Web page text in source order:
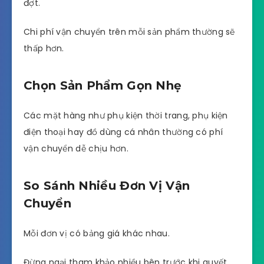
đợt.
Chi phí vận chuyển trên mỗi sản phẩm thường sẽ
thấp hơn.
Chọn Sản Phẩm Gọn Nhẹ
Các mặt hàng như phụ kiện thời trang, phụ kiện
điện thoại hay đồ dùng cá nhân thường có phí
vận chuyển dễ chịu hơn.
So Sánh Nhiều Đơn Vị Vận
Chuyển
Mỗi đơn vị có bảng giá khác nhau.